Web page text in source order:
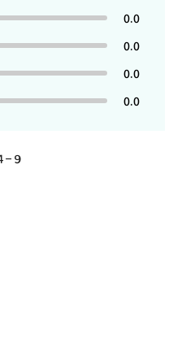
0.0
0.0
0.0
0.0
−９